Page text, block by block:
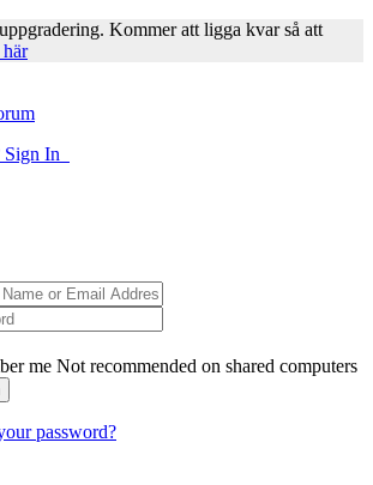
Kommer att ligga kvar så att
Sign In
me Not recommended on shared computers
password?